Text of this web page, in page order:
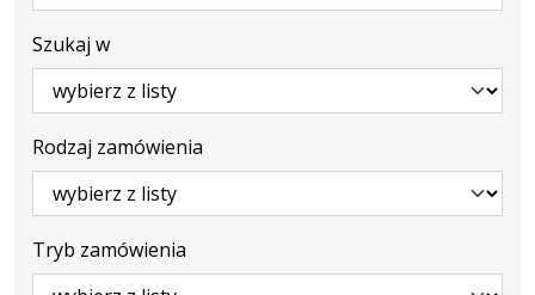
Szukaj w
Rodzaj zamówienia
Tryb zamówienia